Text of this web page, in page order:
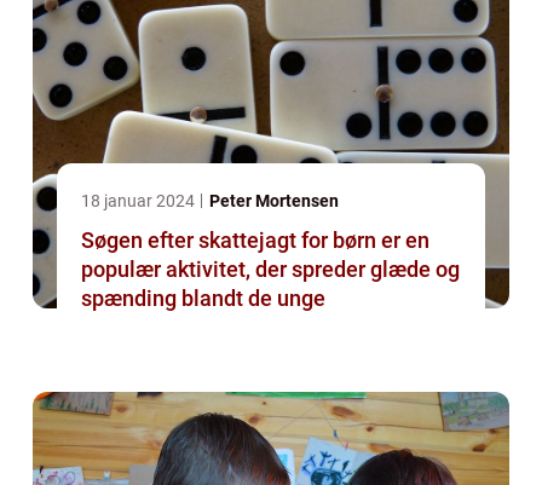
18 januar 2024 Peter Mortensen
Søgen efter skattejagt for børn er en
populær aktivitet, der spreder glæde og
spænding blandt de unge